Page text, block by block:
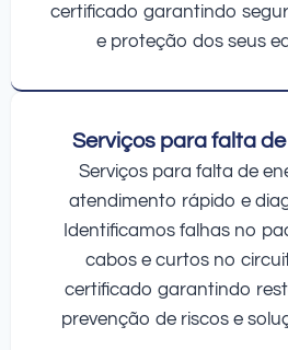
certificado garantindo
e proteção dos seus
Serviços para falta
Serviços para falta de
atendimento rápido e
Identificamos falhas no
cabos e curtos no
certificado garantindo
prevenção de riscos e